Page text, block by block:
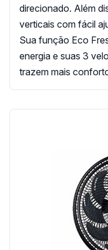
direcionado. Além
verticais com fácil
Sua função Eco
energia e suas 3
trazem mais